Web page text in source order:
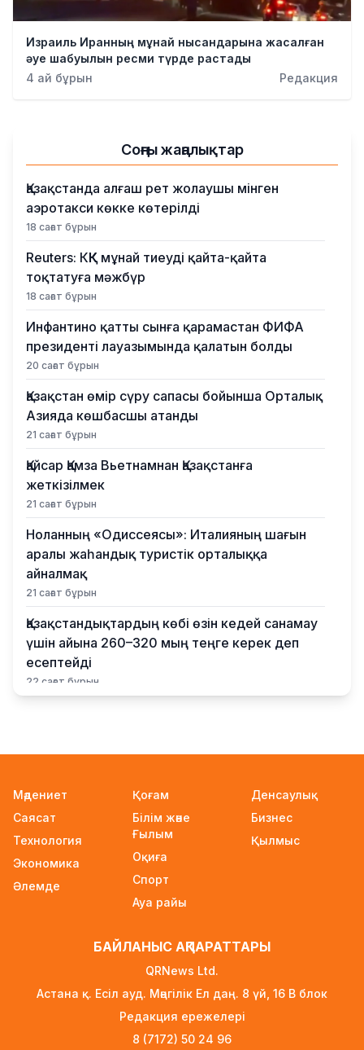
Израиль Иранның мұнай нысандарына жасалған
әуе шабуылын ресми түрде растады
4 ай бұрын
Редакция
Соңғы жаңалықтар
Қазақстанда алғаш рет жолаушы мінген
аэротакси көкке көтерілді
18 сағат бұрын
Reuters: КҚК мұнай тиеуді қайта-қайта
тоқтатуға мәжбүр
18 сағат бұрын
Инфантино қатты сынға қарамастан ФИФА
президенті лауазымында қалатын болды
20 сағат бұрын
Қазақстан өмір сүру сапасы бойынша Орталық
Азияда көшбасшы атанды
21 сағат бұрын
Қайсар Қамза Вьетнамнан Қазақстанға
жеткізілмек
21 сағат бұрын
Ноланның «Одиссеясы»: Италияның шағын
аралы жаһандық туристік орталыққа
айналмақ
21 сағат бұрын
Қазақстандықтардың көбі өзін кедей санамау
үшін айына 260–320 мың теңге керек деп
есептейді
22 сағат бұрын
талаптар қатаңдатылды
Wildberries қоймаларын Қазақстанға көшіру
туралы ақпаратқа жауап берді
23 сағат бұрын
2027 жылы Астанада УЕФА президенті
сайланады
Білім гранттарының иегерлері 7 тамызда
Тоқаев «Бәйтерек» холдингінің басшысына
баспананың қолжетімділігін арттыруды
Мәдениет
Саясат
Технология
Экономика
Әлемде
Қоғам
Білім және
Ғылым
Оқиға
Спорт
Ауа райы
Денсаулық
Бизнес
Қылмыс
БАЙЛАНЫС АҚПАРАТТАРЫ
QRNews Ltd.
Астана қ. Есіл ауд. Мәңгілік Ел даң. 8 үй, 16 B блок
Редакция ережелері
8 (7172) 50 24 96